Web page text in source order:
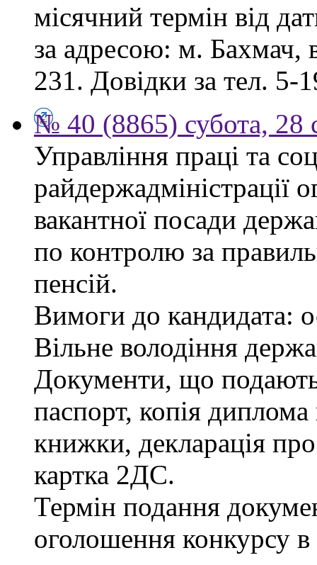
місячний термін від
за адресою: м. Бахмач,
231. Довідки за тел. 5-
№ 40 (8865) субота, 28
Управління праці та
райдержадміністрації
вакантної посади
по контролю за
пенсій.
Вимоги до кандидата:
Вільне володіння
Документи, що
паспорт, копія диплома
книжки, декларація
картка 2ДС.
Термін подання
оголошення конкурсу в